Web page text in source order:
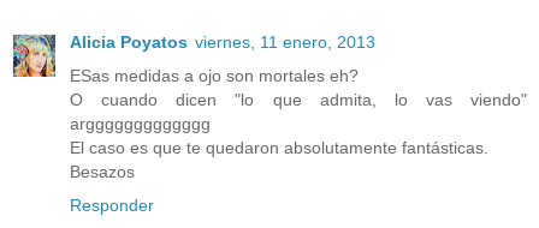
Alicia Poyatos viernes, 11 enero, 2013
ESas medidas a ojo son mortales eh?
O cuando dicen "lo que admita, lo vas viendo"
arggggggggggggg
El caso es que te quedaron absolutamente fantásticas.
Besazos
Responder